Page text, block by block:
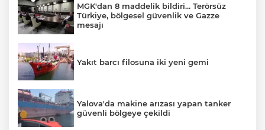
MGK'dan 8 maddelik bildiri... Terörsüz
Türkiye, bölgesel güvenlik ve Gazze
mesajı
Yakıt barcı filosuna iki yeni gemi
Yalova'da makine arızası yapan tanker
güvenli bölgeye çekildi